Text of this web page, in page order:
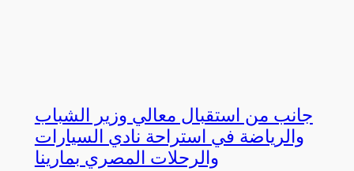
جانب من استقبال معالي وزير الشباب
والرياضة في استراحة نادي السيارات
والرحلات المصري بمارينا